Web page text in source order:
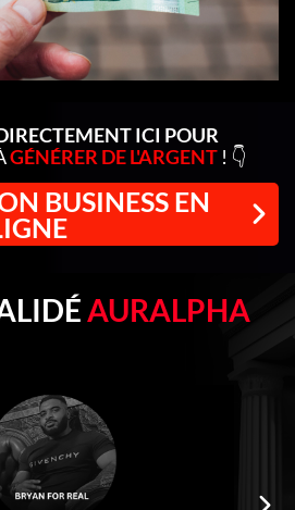
ICI POUR
GÉNÉRER DE L'ARGENT ! 👇
BUSINESS EN
AURALPHA